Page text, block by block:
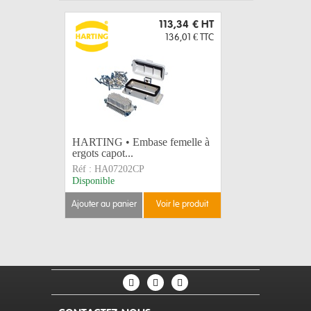
113,34 € HT
136,01 € TTC
HARTING • Embase femelle à
ergots capot...
Réf : HA07202CP
Disponible
ajouter au panier voir le produit